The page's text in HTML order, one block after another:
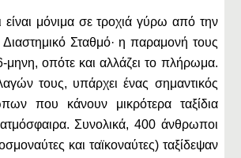
μόνιμα σε τροχιά γύρω από την
Διαστημικό Σταθμό· η παραμονή τους
μηνη, οπότε και αλλάζει το πλήρωμα.
τους, υπάρχει ένας σημαντικός
που κάνουν μικρότερα ταξίδια
Συνολικά, 400 άνθρωποι
και ταϊκοναύτες) ταξίδεψαν